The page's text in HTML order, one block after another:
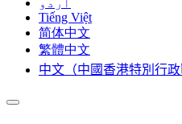
اردو
Tiếng Việt
简体中文
繁體中文
中文（中國香港特別行政